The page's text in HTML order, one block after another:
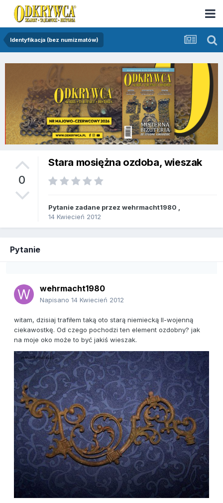
Identyfikacja (bez numizmatów)
0
Stara mosiężna ozdoba, wieszak
Pytanie zadane przez wehrmacht1980
14 Kwiecień 2012
Pytanie
wehrmacht1980
Napisano 14 Kwiecień 2012
witam, dzisiaj trafiłem taką oto starą niemiecką II-wojenną
ciekawostkę. Od czego pochodzi ten element ozdobny? jak
na moje oko może to być jakiś wieszak.